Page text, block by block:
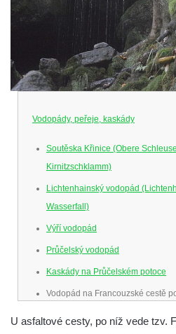
Vodopády, peřeje, kaskády
Soutěska Křinice (Obere
Kirnitzschklamm)
Lichtenhainský vodopád
Wasserfall)
Výří vodopád
Průčelský vodopád
Kaskády na Průčelském potoce
Vodopád na Francouzské cestě
U asfaltové cesty, po níž vede tzv.